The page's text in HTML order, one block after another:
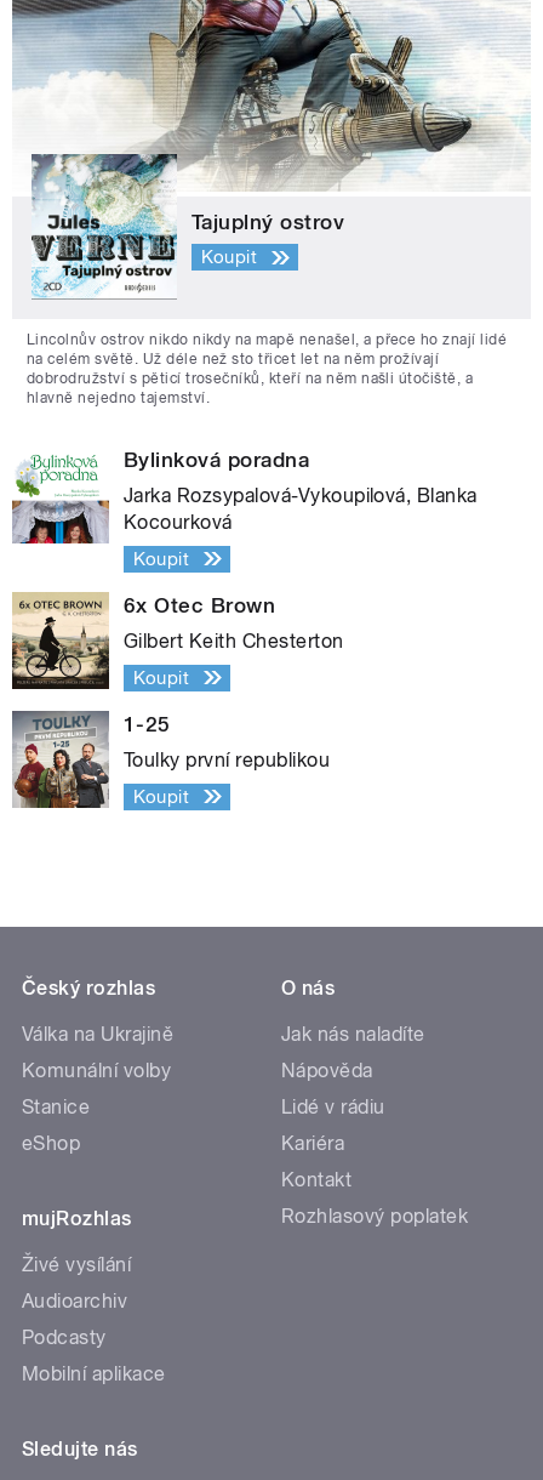
Tajuplný ostrov
Koupit
Lincolnův ostrov nikdo nikdy na mapě nenašel, a přece ho znají lidé
na celém světě. Už déle než sto třicet let na něm prožívají
dobrodružství s pěticí trosečníků, kteří na něm našli útočiště, a
hlavně nejedno tajemství.
Bylinková poradna
Jarka Rozsypalová-Vykoupilová, Blanka
Kocourková
Koupit
6x Otec Brown
Gilbert Keith Chesterton
Koupit
1-25
Toulky první republikou
Koupit
Český rozhlas
Válka na Ukrajině
Komunální volby
Stanice
eShop
mujRozhlas
Živé vysílání
Audioarchiv
Podcasty
Mobilní aplikace
O nás
Jak nás naladíte
Nápověda
Lidé v rádiu
Kariéra
Kontakt
Rozhlasový poplatek
Sledujte nás